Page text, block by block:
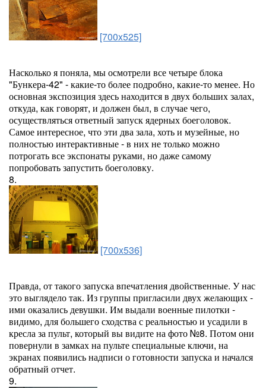
[700x525]
Насколько я поняла, мы осмотрели все четыре блока
"Бункера-42" - какие-то более подробно, какие-то менее. Но
основная экспозиция здесь находится в двух больших залах,
откуда, как говорят, и должен был, в случае чего,
осуществляться ответный запуск ядерных боеголовок.
Самое интересное, что эти два зала, хоть и музейные, но
полностью интерактивные - в них не только можно
потрогать все экспонаты руками, но даже самому
попробовать запустить боеголовку.
8.
[700x536]
Правда, от такого запуска впечатления двойственные. У нас
это выглядело так. Из группы пригласили двух желающих -
ими оказались девушки. Им выдали военные пилотки -
видимо, для большего сходства с реальностью и усадили в
кресла за пульт, который вы видите на фото №8. Потом они
повернули в замках на пульте специальные ключи, на
экранах появились надписи о готовности запуска и начался
обратный отчет.
9.